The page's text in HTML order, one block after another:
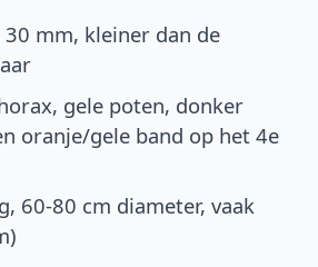
mm, kleiner dan de
gele poten, donker
oranje/gele band op het 4e
60-80 cm diameter, vaak